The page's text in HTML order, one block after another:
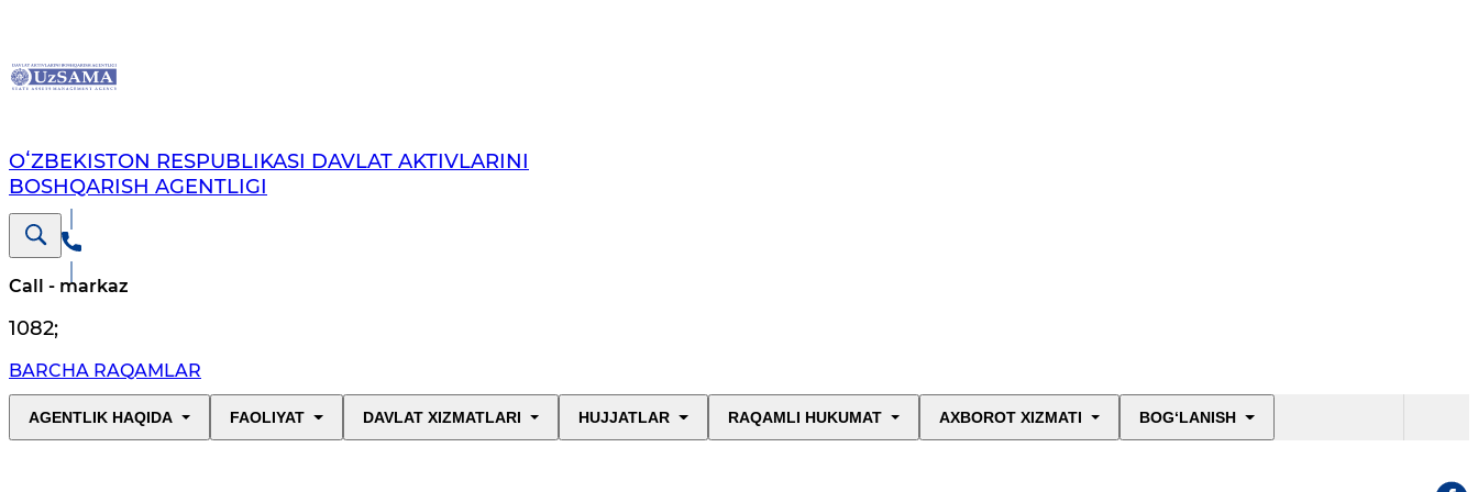
OʻZBEKISTON RESPUBLIKASI DAVLAT AKTIVLARINI
BOSHQARISH AGENTLIGI
Call - markaz
1082;
BARCHA RAQAMLAR
AGENTLIK HAQIDA FAOLIYAT DAVLAT XIZMATLARI HUJJATLAR RAQAMLI HUKUMAT AXBOROT XIZMATI BOG‘LANISH